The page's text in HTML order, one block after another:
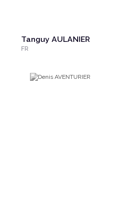
Tanguy AULANIER
FR